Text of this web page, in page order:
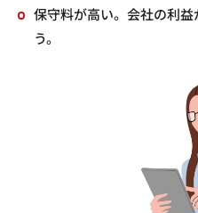
保守料が高い。会社の利
う。